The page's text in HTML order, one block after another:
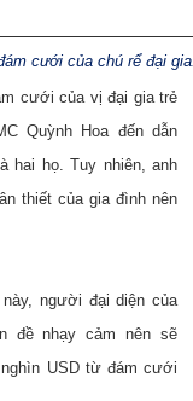
cưới của chú rể đại
cưới của vị đại gia trẻ
Quỳnh Hoa đến dẫn
hai họ. Tuy nhiên, anh
thiết của gia đình nên
người đại diện của
đề nhạy cảm nên sẽ
nghìn USD từ đám cưới